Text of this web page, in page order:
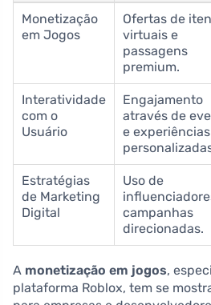
Monetização
em Jogos
Ofertas de
virtuais e
passagens
premium.
Interatividade
com o
Usuário
Engajamento
através de
e experiências
Estratégias
de Marketing
Digital
Uso de
campanhas
direcionadas.
A monetização em jogos,
plataforma Roblox, tem se